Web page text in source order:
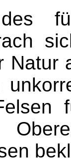
Natur